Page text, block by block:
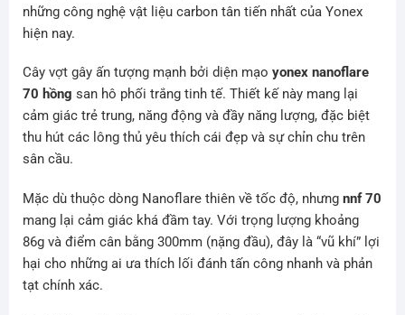
những công nghệ vật liệu carbon tân tiến nhất của Yonex
hiện nay.
Cây vợt gây ấn tượng mạnh bởi diện mạo yonex nanoflare
70 hồng san hô phối trắng tinh tế. Thiết kế này mang lại
cảm giác trẻ trung, năng động và đầy năng lượng, đặc biệt
thu hút các lông thủ yêu thích cái đẹp và sự chỉn chu trên
sân cầu.
Mặc dù thuộc dòng Nanoflare thiên về tốc độ, nhưng nnf 70
mang lại cảm giác khá đầm tay. Với trọng lượng khoảng
86g và điểm cân bằng 300mm (nặng đầu), đây là “vũ khí” lợi
hại cho những ai ưa thích lối đánh tấn công nhanh và phản
tạt chính xác.